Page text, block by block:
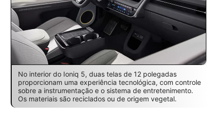
No interior do Ioniq 5, duas telas de 12 polegadas
proporcionam uma experiência tecnológica, com controle
sobre a instrumentação e o sistema de entretenimento.
Os materiais são reciclados ou de origem vegetal.